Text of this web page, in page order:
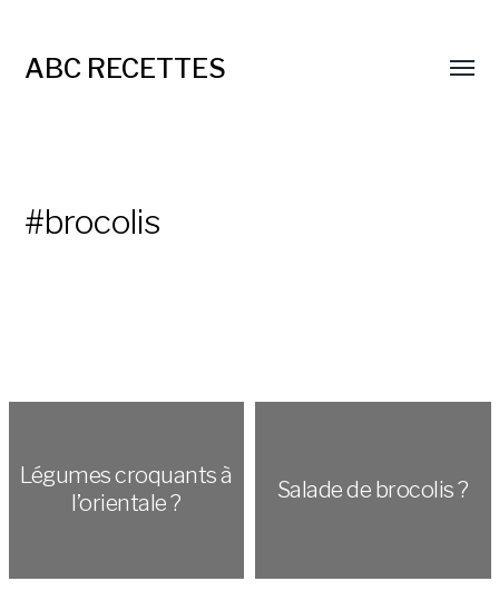
ABC RECETTES
#brocolis
Légumes croquants à
l’orientale ?
Salade de brocolis ?